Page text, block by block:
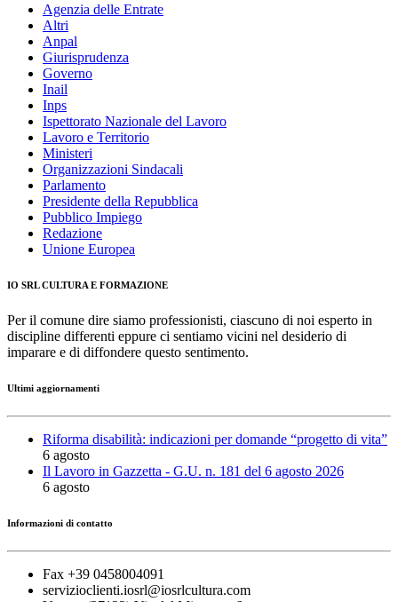
Agenzia delle Entrate
Altri
Anpal
Giurisprudenza
Governo
Inail
Inps
Ispettorato Nazionale del Lavoro
Lavoro e Territorio
Ministeri
Organizzazioni Sindacali
Parlamento
Presidente della Repubblica
Pubblico Impiego
Redazione
Unione Europea
IO SRL CULTURA E FORMAZIONE
Per il comune dire siamo professionisti, ciascuno di noi esperto in
discipline differenti eppure ci sentiamo vicini nel desiderio di
imparare e di diffondere questo sentimento.
Ultimi aggiornamenti
Riforma disabilità: indicazioni per domande “progetto di vita”
6 agosto
Il Lavoro in Gazzetta - G.U. n. 181 del 6 agosto 2026
6 agosto
Informazioni di contatto
Fax +39 0458004091
servizioclienti.iosrl@iosrlcultura.com